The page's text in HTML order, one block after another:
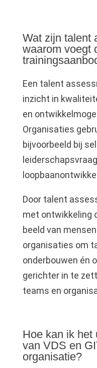
Wat zijn talent
waarom voegt
Een talent
inzicht in
en
Organisaties
bijvoorbeeld bij
Door talent
met ontwikkeling
beeld van
organisaties om
onderbouwen én
gerichter in te
teams en
Hoe kan ik het
van VDS en
organisatie?